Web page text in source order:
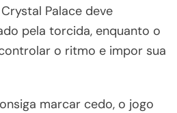
Palace deve
pela torcida, enquanto o
o ritmo e impor sua
marcar cedo, o jogo